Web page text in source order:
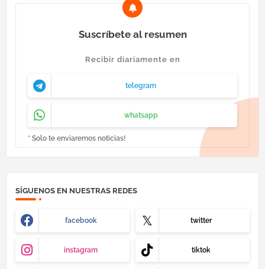
Suscríbete al resumen
Recibir diariamente en
telegram
whatsapp
* Solo te enviaremos noticias!
SÍGUENOS EN NUESTRAS REDES
facebook twitter
instagram tiktok